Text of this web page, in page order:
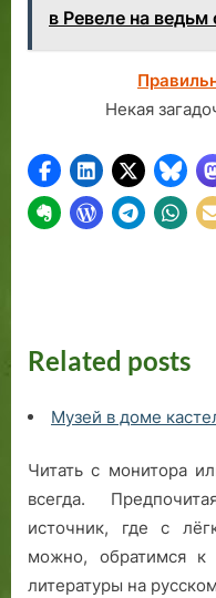
в Ревеле на ведьм
Некая
Related posts
Музей в доме
Читать с монитора
всегда.
источник, где с
можно, обратимся к
литературы на